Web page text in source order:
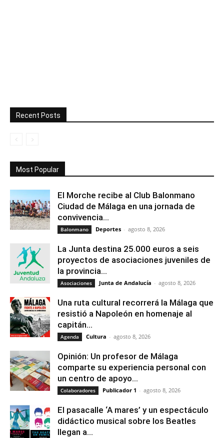
Recent Posts
Most Popular
El Morche recibe al Club Balonmano
Ciudad de Málaga en una jornada de
convivencia...
Balonmano Deportes - agosto 8, 2026
La Junta destina 25.000 euros a seis
proyectos de asociaciones juveniles de
la provincia...
Asociaciones Junta de Andalucía - agosto 8, 2026
Una ruta cultural recorrerá la Málaga que
resistió a Napoleón en homenaje al
capitán...
Agenda Cultura - agosto 8, 2026
Opinión: Un profesor de Málaga
comparte su experiencia personal con
un centro de apoyo...
Colaboradores Publicador 1 - agosto 8, 2026
El pasacalle ‘A mares’ y un espectáculo
didáctico musical sobre los Beatles
llegan a...